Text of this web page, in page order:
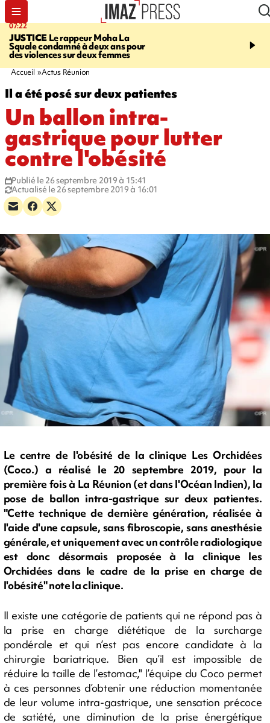
07:22
JUSTICE Le rappeur Moha La
Squale condamné à deux ans pour
des violences sur deux femmes
10:46
décède en juillet, 18
Accueil Actus Réunion
Il a été posé sur deux patientes
Un ballon intra-
gastrique pour lutter
contre l'obésité
Publié le 26 septembre 2019 à 15:41
Actualisé le 26 septembre 2019 à 16:01
Le centre de l'obésité de la clinique Les Orchidées
(Coco.) a réalisé le 20 septembre 2019, pour la
première fois à La Réunion (et dans l'Océan Indien), la
pose de ballon intra-gastrique sur deux patientes.
"Cette technique de dernière génération, réalisée à
l'aide d'une capsule, sans fibroscopie, sans anesthésie
générale, et uniquement avec un contrôle radiologique
est donc désormais proposée à la clinique les
Orchidées dans le cadre de la prise en charge de
l'obésité" note la clinique.
Il existe une catégorie de patients qui ne répond pas à
la prise en charge diététique de la surcharge
pondérale et qui n’est pas encore candidate à la
chirurgie bariatrique. Bien qu’il est impossible de
réduire la taille de l’estomac," l’équipe du Coco permet
à ces personnes d’obtenir une réduction momentanée
de leur volume intra-gastrique, une sensation précoce
de satiété, une diminution de la prise énergétique